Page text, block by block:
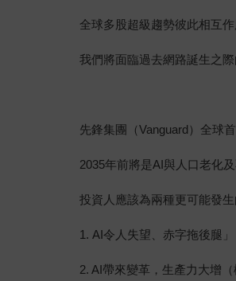
全球多股超級趨勢彼此相互作
我們將面臨過去網路誕生之
先鋒集團（Vanguard）全球
2035年前將是AI與人口老化
投資人應該為兩種更可能發生
1. AI令人失望、赤字拖後腿」
2. AI帶來變革，生產力大增（